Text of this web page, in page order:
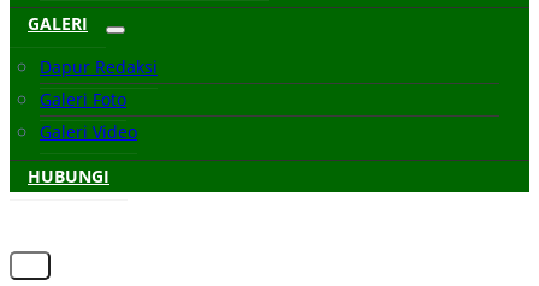
GALERI
Dapur Redaksi
Galeri Foto
Galeri Video
HUBUNGI